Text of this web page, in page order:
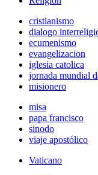
cristianismo
dialogo
ecumenismo
evangelizacion
iglesia catolica
jornada mundial
misionero
misa
papa francisco
sinodo
viaje apostólico
Vaticano